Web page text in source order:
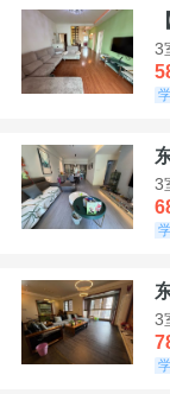
3
3
3